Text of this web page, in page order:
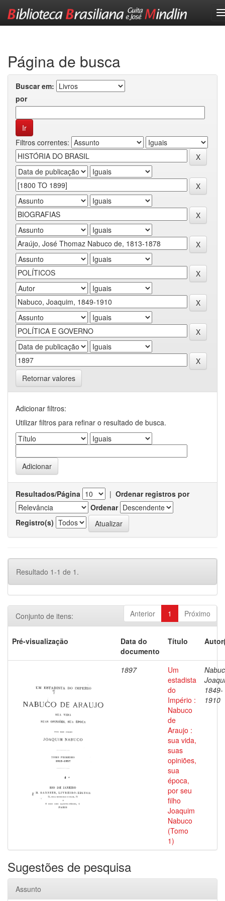
Página de busca
Buscar em:
por
Filtros correntes:
Retornar valores
Adicionar filtros:
Utilizar filtros para refinar o resultado de busca.
Resultados/Página | Ordenar registros por
Ordenar
Registro(s)
Resultado 1-1 de 1.
Anterior 1 Próximo
Conjunto de itens:
Pré-visualização
Data do
documento
Título
1897
Um
estadista
do
Império :
Nabuco
de
Araujo :
sua vida,
suas
opiniões,
sua
época,
por seu
filho
Joaquim
Nabuco
(Tomo
1)
1849-
1910
Sugestões de pesquisa
Assunto